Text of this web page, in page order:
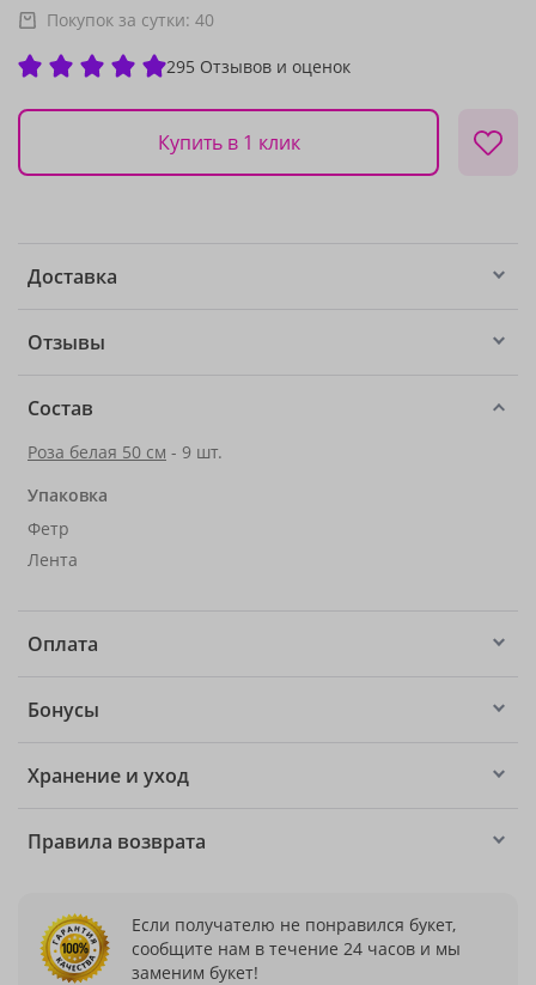
Покупок за сутки: 40
295 Отзывов и оценок
Купить в 1 клик
Доставка
Отзывы
Состав
Роза белая 50 см - 9 шт.
Упаковка
Фетр
Лента
Оплата
Бонусы
Хранение и уход
Правила возврата
Если получателю не понравился букет,
сообщите нам в течение 24 часов и мы
заменим букет!